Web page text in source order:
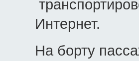
Интернет.
На борту